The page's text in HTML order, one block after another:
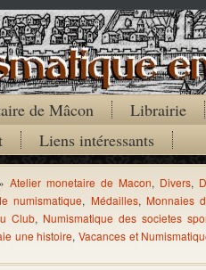
de Mâcon
Librairie
Liens intéressants
» Atelier monetaire de Macon, Divers,
numismatique, Médailles, Monnaies
Club, Numismatique des societes
une histoire,Vacances et